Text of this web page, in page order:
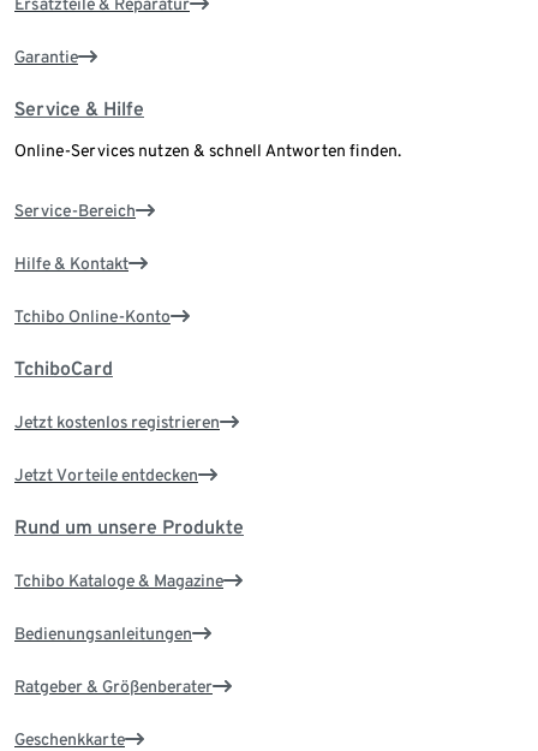
Ersatzteile & Reparatur
Garantie
Service & Hilfe
Online-Services nutzen & schnell Antworten finden.
Service-Bereich
Hilfe & Kontakt
Tchibo Online-Konto
TchiboCard
Jetzt kostenlos registrieren
Jetzt Vorteile entdecken
Rund um unsere Produkte
Tchibo Kataloge & Magazine
Bedienungsanleitungen
Ratgeber & Größenberater
Geschenkkarte